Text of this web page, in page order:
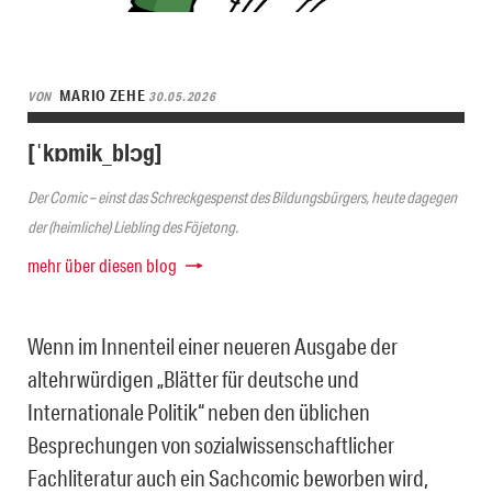
VON MARIO ZEHE 30.05.2026
[ˈkɒmik_blɔg]
Der Comic – einst das Schreckgespenst des Bildungsbürgers, heute dagegen
der (heimliche) Liebling des Föjetong.
mehr über diesen blog
Wenn im Innenteil einer neueren Ausgabe der
altehrwürdigen „Blätter für deutsche und
Internationale Politik“ neben den üblichen
Besprechungen von sozialwissenschaftlicher
Fachliteratur auch ein Sachcomic beworben wird,